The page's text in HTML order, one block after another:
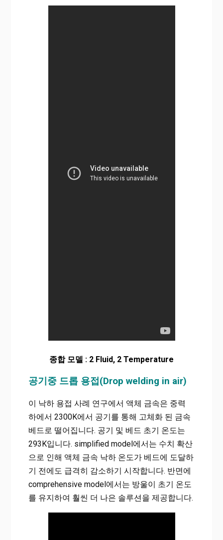
종합 모델 : 2 Fluid, 2 Temperature
공기중 드롭 용접(Drop welding in air)
이 낙하 용접 사례 연구에서 액체 금속은 중력
하에서 2300K에서 공기를 통해 고체화 된 금속
베드로 떨어집니다. 공기 및 베드 초기 온도는
293K입니다. simplified model에서는 수치 확산
으로 인해 액체 금속 낙하 온도가 베드에 도달하
기 전에도 급격히 감소하기 시작합니다. 반면에
comprehensive model에서는 방울이 초기 온도
를 유지하여 훨씬 더 나은 솔루션을 제공합니다.